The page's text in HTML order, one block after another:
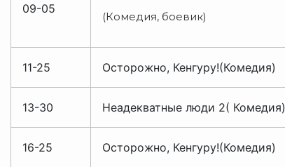
09-05
(Комедия, боевик)
11-25 Осторожно, Кенгуру!(Комедия)
13-30 Неадекватные люди 2( Комедия)
16-25 Осторожно, Кенгуру!(Комедия)